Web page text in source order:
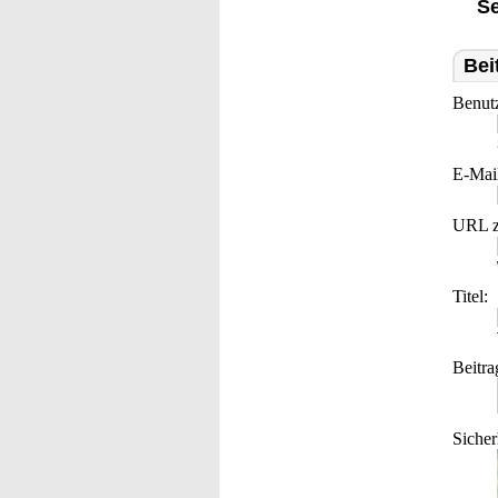
E-
URL
Titel: